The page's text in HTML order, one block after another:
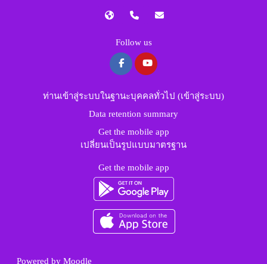
Follow us
ท่านเข้าสู่ระบบในฐานะบุคคลทั่วไป (เข้าสู่ระบบ)
Data retention summary
Get the mobile app
เปลี่ยนเป็นรูปแบบมาตรฐาน
Get the mobile app
Powered by Moodle